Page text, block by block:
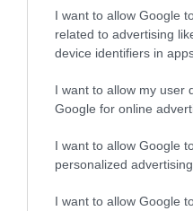
I want to allow Google
related to advertising
device identifiers in
I want to allow my user
Google for online
I want to allow Google
personalized advertising.
I want to allow Google
Share
ΡΕΤΖΕΠ ΤΑΓΙΠ